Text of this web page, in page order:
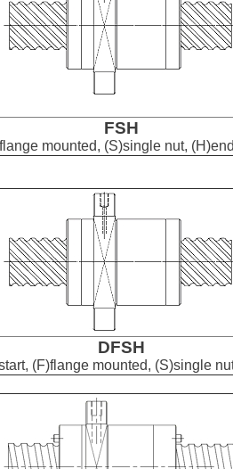
FSH
mounted, (S)single nut,
DFSH
(F)flange mounted, (S)single